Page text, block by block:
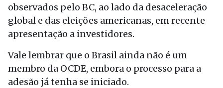
observados pelo BC, ao lado da desaceleração
global e das eleições americanas, em recente
apresentação a investidores.
Vale lembrar que o Brasil ainda não é um
membro da OCDE, embora o processo para a
adesão já tenha se iniciado.